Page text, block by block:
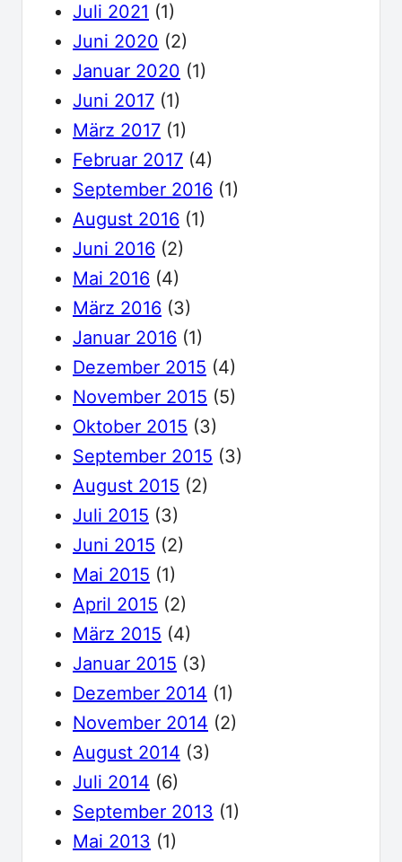
Juli 2021 (1)
Juni 2020 (2)
Januar 2020 (1)
Juni 2017 (1)
März 2017 (1)
Februar 2017 (4)
September 2016 (1)
August 2016 (1)
Juni 2016 (2)
Mai 2016 (4)
März 2016 (3)
Januar 2016 (1)
Dezember 2015 (4)
November 2015 (5)
Oktober 2015 (3)
September 2015 (3)
August 2015 (2)
Juli 2015 (3)
Juni 2015 (2)
Mai 2015 (1)
April 2015 (2)
März 2015 (4)
Januar 2015 (3)
Dezember 2014 (1)
November 2014 (2)
August 2014 (3)
Juli 2014 (6)
September 2013 (1)
Mai 2013 (1)